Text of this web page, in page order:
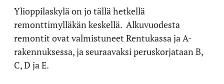
Ylioppilaskylä on jo tällä hetkellä
remonttimylläkän keskellä. Alkuvuodesta
remontit ovat valmistuneet Rentukassa ja A-
rakennuksessa, ja seuraavaksi peruskorjataan B,
C, D ja E.